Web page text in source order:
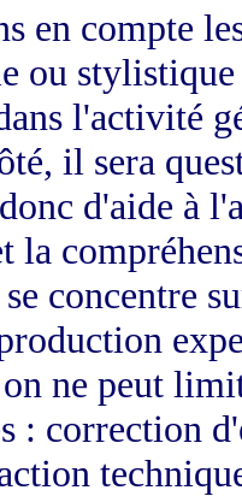
en compte
ou
l'activité
il sera
d'aide à
la
concentre
ne peut
: correction